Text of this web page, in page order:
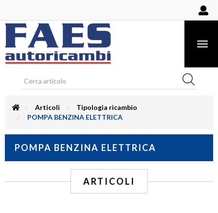
Articoli
Tipologia ricambio
POMPA BENZINA ELETTRICA
POMPA BENZINA ELETTRICA
ARTICOLI